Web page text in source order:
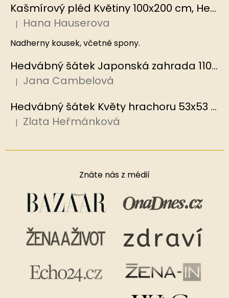
Kašmírový pléd Květiny 100x200 cm, Hedvábný svět
Hodnocení produktu je 5 z 5 hvězdiček.
| Hana Hauserova
Nadherny kousek, včetně spony.
Hedvábný šátek Japonská zahrada 110x110 cm v dárkovém balení, HEDVÁBNÝ SVĚT
Hodnocení produktu je 5 z 5 hvězdiček.
| Jana Cambelová
Hedvábný šátek Květy hrachoru 53x53 cm v dárkovém balení, HEDVÁBNÝ SVĚT
Hodnocení produktu je 5 z 5 hvězdiček.
| Zlata Heřmánková
Znáte nás z médií